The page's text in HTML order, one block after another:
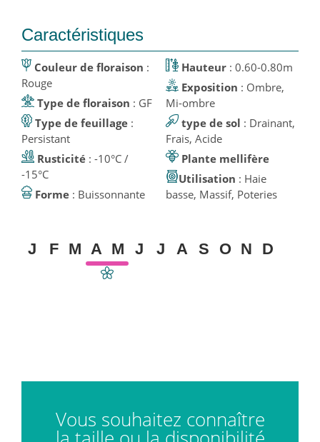
Caractéristiques
Couleur de floraison :
Rouge
Type de floraison
: GF
Type de feuillage :
Persistant
Rusticité : -10°C /
-15°C
Forme
: Buissonnante
Hauteur: 0.60-0.80m
Exposition : Ombre,
Mi-ombre
type de sol : Drainant,
Frais, Acide
Plante mellifère
Utilisation : Haie
basse, Massif, Poteries
J F M A M J J A S O N D
Vous souhaitez connaître